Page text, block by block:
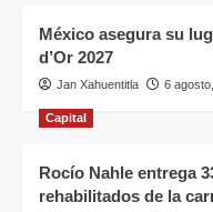
México asegura su
d’Or 2027
Jan Xahuentitla 6
Capital
Rocío Nahle entrega
rehabilitados de la